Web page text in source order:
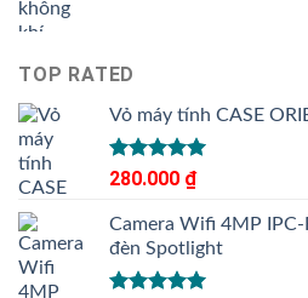
TOP RATED
Vỏ máy tính CASE
Được xếp
5.00
5 sao
280.000 ₫
Camera Wifi 4MP
đèn Spotlight